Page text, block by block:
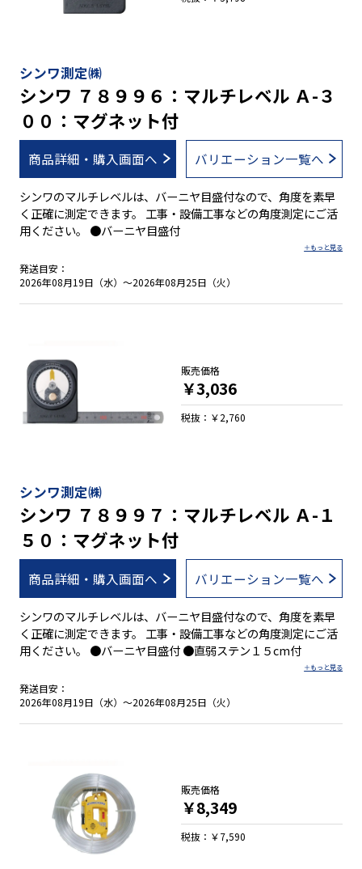
シンワ測定㈱
シンワ ７８９９６：マルチレベル Ａ-３
００：マグネット付
商品詳細・購入画面へ バリエーション一覧へ
シンワのマルチレベルは、バーニヤ目盛付なので、角度を素早
く正確に測定できます。 工事・設備工事などの角度測定にご活
用ください。 ●バーニヤ目盛付
発送目安：
2026年08月19日（水）～2026年08月25日（火）
シンワ測定㈱
シンワ ７８９９７：マルチレベル Ａ-１
５０：マグネット付
商品詳細・購入画面へ バリエーション一覧へ
シンワのマルチレベルは、バーニヤ目盛付なので、角度を素早
く正確に測定できます。 工事・設備工事などの角度測定にご活
用ください。 ●バーニヤ目盛付 ●直弱ステン１５cm付
発送目安：
2026年08月19日（水）～2026年08月25日（火）
販売価格
￥3,036
税抜：￥2,760
販売価格
￥8,349
税抜：￥7,590